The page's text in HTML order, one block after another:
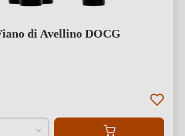
di Avellino DOCG